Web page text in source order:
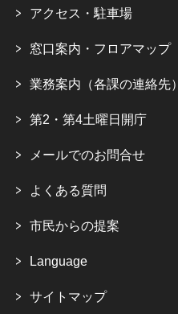
アクセス・駐車場
窓口案内・フロアマップ
業務案内（各課の連絡先）
第2・第4土曜日開庁
メールでのお問合せ
よくある質問
市民からの提案
Language
サイトマップ